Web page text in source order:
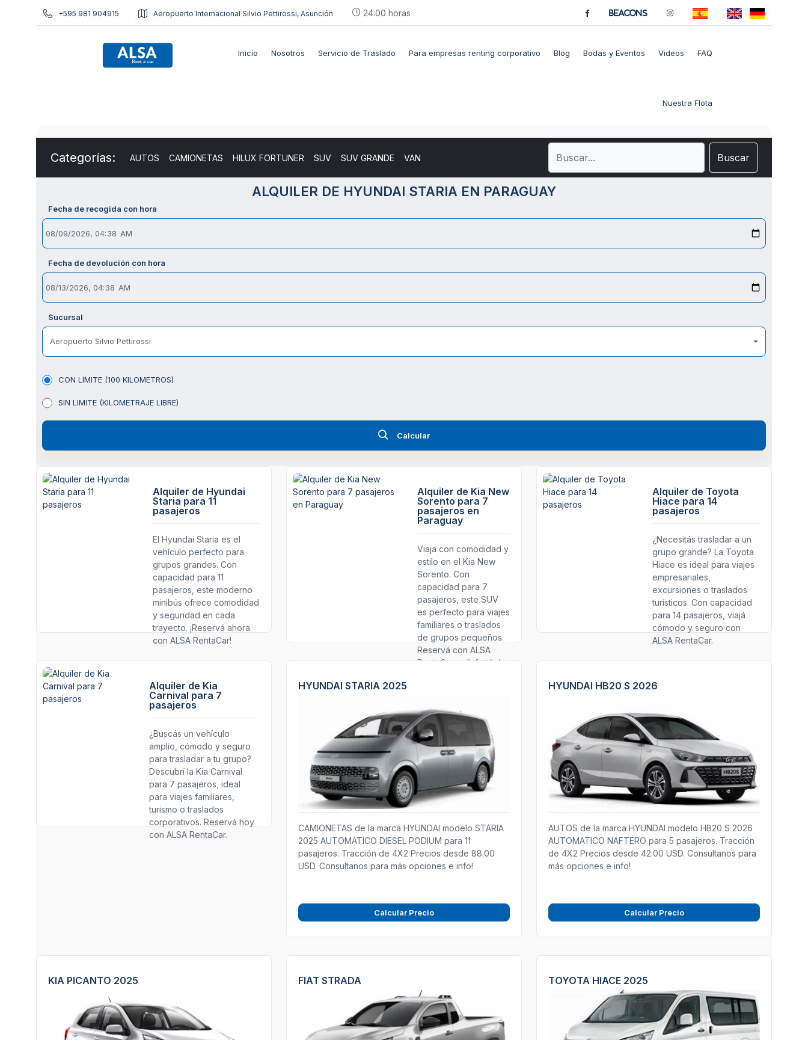
+595 981 904915 Aeropuerto Internacional Silvio Pettirossi, Asunción 24:00 horas BeaCons
Inicio Nosotros Servicio de Traslado Para empresas renting corporativo Blog Bodas y Eventos Videos FAQ
Nuestra Flota
Categorías: AUTOS CAMIONETAS HILUX FORTUNER SUV SUV GRANDE VAN Buscar
ALQUILER DE HYUNDAI STARIA EN PARAGUAY
Fecha de recogida con hora
Fecha de devolución con hora
Sucursal
Aeropuerto Silvio Pettirossi
CON LIMITE (100 KILOMETROS)
SIN LIMITE (KILOMETRAJE LIBRE)
Calcular
Alquiler de Hyundai
Staria para 11
pasajeros
El Hyundai Staria es el
vehículo perfecto para
grupos grandes. Con
capacidad para 11
pasajeros, este moderno
minibús ofrece comodidad
y seguridad en cada
trayecto. ¡Reservá ahora
con ALSA RentaCar!
Alquiler de Kia New
Sorento para 7
pasajeros en
Paraguay
Viaja con comodidad y
estilo en el Kia New
Sorento. Con
capacidad para 7
pasajeros, este SUV
es perfecto para viajes
familiares o traslados
de grupos pequeños.
Reservá con ALSA
RentaCar y disfrutá de
Alquiler de Toyota
Hiace para 14
pasajeros
¿Necesitás trasladar a un
grupo grande? La Toyota
Hiace es ideal para viajes
empresariales,
excursiones o traslados
turísticos. Con capacidad
para 14 pasajeros, viajá
cómodo y seguro con
ALSA RentaCar.
Alquiler de Kia
Carnival para 7
pasajeros
¿Buscás un vehículo
amplio, cómodo y seguro
para trasladar a tu grupo?
Descubrí la Kia Carnival
para 7 pasajeros, ideal
para viajes familiares,
turismo o traslados
corporativos. Reservá hoy
con ALSA RentaCar.
HYUNDAI STARIA 2025
CAMIONETAS de la marca HYUNDAI modelo STARIA
2025 AUTOMATICO DIESEL PODIUM para 11
pasajeros. Tracción de 4X2 Precios desde 88.00
USD. Consultanos para más opciones e info!
Calcular Precio
HYUNDAI HB20 S 2026
AUTOS de la marca HYUNDAI modelo HB20 S 2026
AUTOMATICO NAFTERO para 5 pasajeros. Tracción
de 4X2 Precios desde 42.00 USD. Consultanos para
más opciones e info!
Calcular Precio
KIA PICANTO 2025 FIAT STRADA TOYOTA HIACE 2025